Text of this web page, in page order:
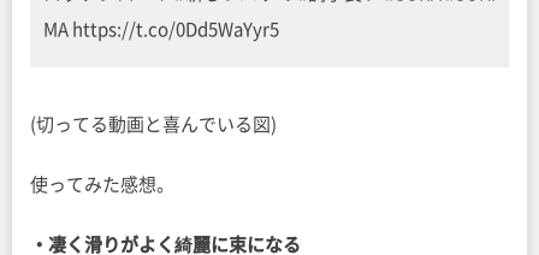
MA https://t.co/0Dd5WaYyr5
(切ってる動画と喜んでいる図)
使ってみた感想。
・凄く滑りがよく綺麗に束になる